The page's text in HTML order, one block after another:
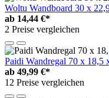
Woltu Wandboard 30 x
ab 14,44 €*
2 Preise vergleichen
Paidi Wandregal 70 x 18,5
ab 49,99 €*
12 Preise vergleichen